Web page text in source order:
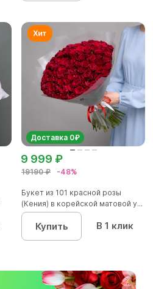
Доставка 0₽
19190 ₽ -48%
9 999 ₽
Букет из 101 красной розы
(Кения) в корейской матовой у...
Купить В 1 клик